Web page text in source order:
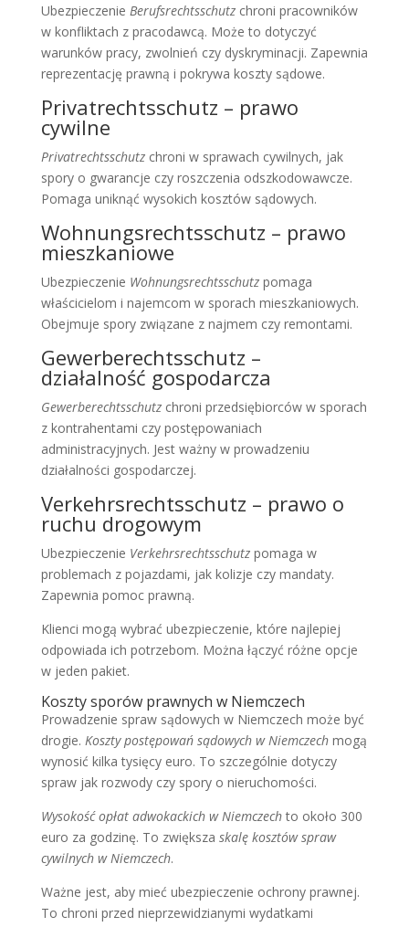
Ubezpieczenie Berufsrechtsschutzchroni pracowników
w konfliktach z pracodawcą. Może to dotyczyć
warunków pracy, zwolnień czy dyskryminacji. Zapewnia
reprezentację prawną i pokrywa koszty sądowe.
Privatrechtsschutz – prawo
cywilne
Privatrechtsschutzchroni w sprawach cywilnych, jak
spory o gwarancje czy roszczenia odszkodowawcze.
Pomaga uniknąć wysokich kosztów sądowych.
Wohnungsrechtsschutz – prawo
mieszkaniowe
Ubezpieczenie Wohnungsrechtsschutzpomaga
właścicielom i najemcom w sporach mieszkaniowych.
Obejmuje spory związane z najmem czy remontami.
Gewerberechtsschutz –
działalność gospodarcza
Gewerberechtsschutzchroni przedsiębiorców w sporach
z kontrahentami czy postępowaniach
administracyjnych. Jest ważny w prowadzeniu
działalności gospodarczej.
Verkehrsrechtsschutz – prawo o
ruchu drogowym
Ubezpieczenie Verkehrsrechtsschutzpomaga w
problemach z pojazdami, jak kolizje czy mandaty.
Zapewnia pomoc prawną.
Klienci mogą wybrać ubezpieczenie, które najlepiej
odpowiada ich potrzebom. Można łączyć różne opcje
w jeden pakiet.
Koszty sporów prawnych w Niemczech
Prowadzenie spraw sądowych w Niemczech może być
drogie. Koszty postępowań sądowych w Niemczechmogą
wynosić kilka tysięcy euro. To szczególnie dotyczy
spraw jak rozwody czy spory o nieruchomości.
Wysokość opłat adwokackich w Niemczechto około 300
euro za godzinę. To zwiększa skalę kosztów spraw
cywilnych w Niemczech.
Ważne jest, aby mieć ubezpieczenie ochrony prawnej.
To chroni przed nieprzewidzianymi wydatkami